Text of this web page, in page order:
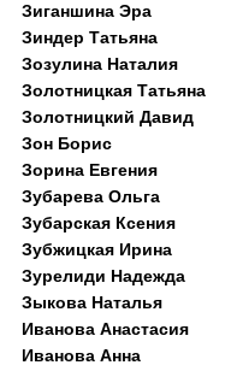
Зиганшина Эра
Зиндер Татьяна
Зозулина Наталия
Золотницкая Татьяна
Золотницкий Давид
Зон Борис
Зорина Евгения
Зубарева Ольга
Зубарская Ксения
Зубжицкая Ирина
Зурелиди Надежда
Зыкова Наталья
Иванова Анастасия
Иванова Анна